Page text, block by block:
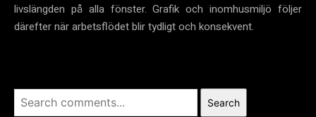
livslängden på alla fönster. Grafik och inomhusmiljö följer
därefter när arbetsflödet blir tydligt och konsekvent.
Search